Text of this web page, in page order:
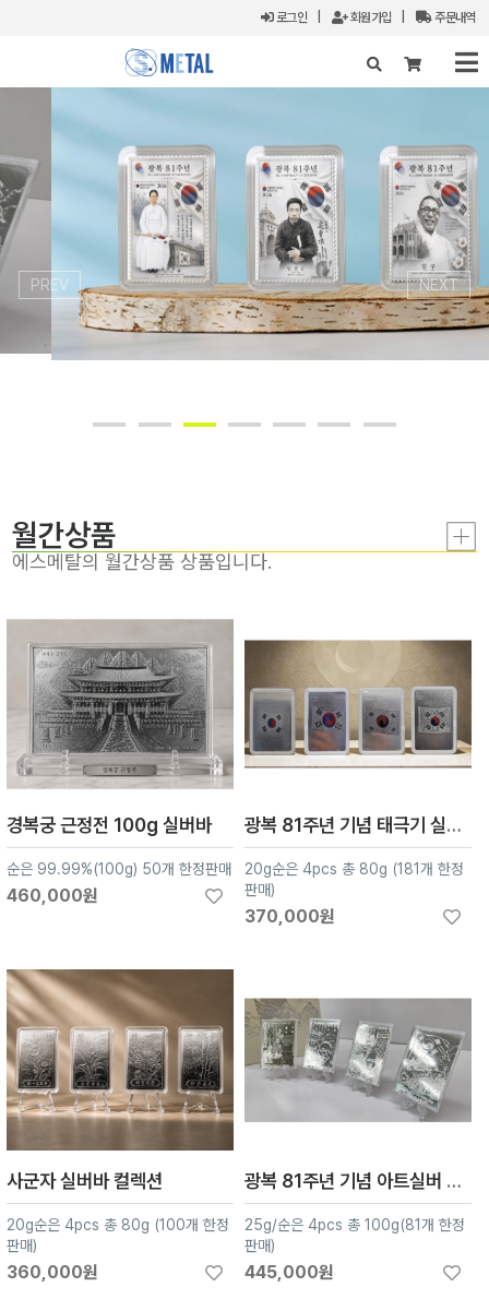
로그인| 회원가입 주문내역
PREV NEXT
월간상품
에스메탈의 월간상품 상품입니다.
경복궁 근정전 100g 실버바
순은 99.99%(100g) 50개 한정판매
460,000원
광복 81주년 기념 태극기 실버바
20g순은 4pcs 총 80g (181개 한정
판매)
370,000원
사군자 실버바 컬렉션
20g순은 4pcs 총 80g (100개 한정
판매)
360,000원
광복 81주년 기념 아트실버 컬렉션 4종
25g/순은 4pcs 총 100g(81개 한정
판매)
445,000원